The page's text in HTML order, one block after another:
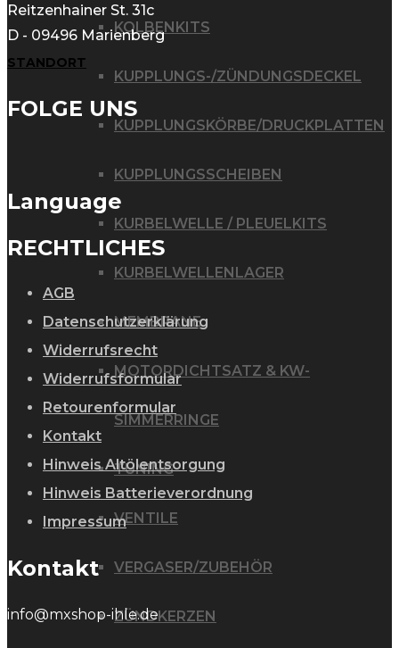
KOLBENKITS
KUPPLUNGS-/ZÜNDUNGSDECKEL
KUPPLUNGSKÖRBE/DRUCKPLATTEN
KUPPLUNGSSCHEIBEN
KURBELWELLE / PLEUELKITS
KURBELWELLENLAGER
MEMBRANE
MOTORDICHTSATZ & KW-
SIMMERRINGE
TUNING
VENTILE
VERGASER/ZUBEHÖR
ZÜNDKERZEN
Reitzenhainer St. 31c
D - 09496 Marienberg
STANDORT
FOLGE UNS
Language
RECHTLICHES
AGB
Datenschutzerklärung
Widerrufsrecht
Widerrufsformular
Retourenformular
Kontakt
Hinweis Altölentsorgung
Hinweis Batterieverordnung
Impressum
Kontakt
info@mxshop-ihle.de